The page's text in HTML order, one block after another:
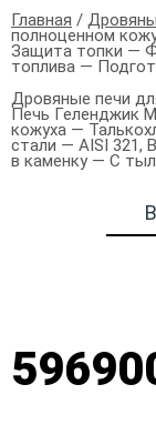
Главная /
полноценном
Защита топки —
топлива —
Дровяные печи
Печь Геленджик
кожуха —
стали — AISI 321,
в каменку — С